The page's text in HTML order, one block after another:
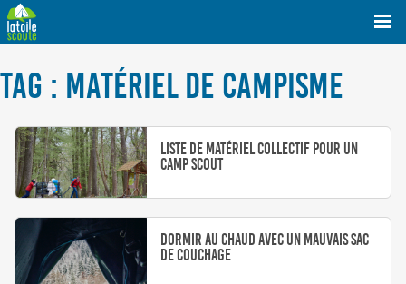
TAG : MATÉRIEL DE CAMPISME
Liste de matériel collectif pour un
camp scout
Dormir au chaud avec un mauvais sac
de couchage